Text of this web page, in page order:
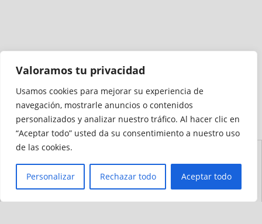
Valoramos tu privacidad
Usamos cookies para mejorar su experiencia de
navegación, mostrarle anuncios o contenidos
personalizados y analizar nuestro tráfico. Al hacer clic en
“Aceptar todo” usted da su consentimiento a nuestro uso
de las cookies.
Personalizar Rechazar todo Aceptar todo
Medio auditado por
Accesibilidad
Sitio
Cookies
Privacidad